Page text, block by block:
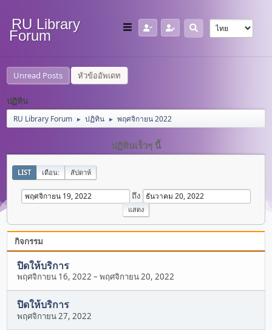
RU Library
Forum
Unread Posts หัวข้ออัพเดท
ปฏิทิน
RU Library Forum ► ปฏิทิน ► พฤศจิกายน 2022
ปฏิทินเร็วๆ นี้
LIST เดือน: สัปดาห์
ถึง
กิจกรรม
ปิดให้บริการ
พฤศจิกายน 16, 2022 –พฤศจิกายน 20, 2022
ปิดให้บริการ
พฤศจิกายน 27, 2022